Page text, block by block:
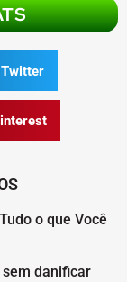
Twitter
o que Você
danificar